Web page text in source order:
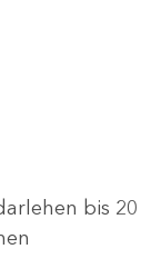
bis 20